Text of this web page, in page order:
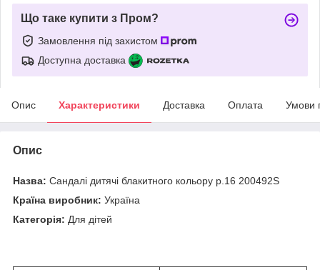
Що таке купити з Пром?
Замовлення під захистом
Доступна доставка
Опис Характеристики Доставка Оплата Умови
Опис
Назва: Сандалі дитячі блакитного кольору р.16 200492S
Країна виробник: Україна
Категорія: Для дітей